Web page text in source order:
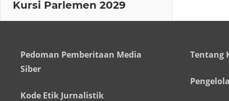
Kursi Parlemen 2029
Pedoman Pemberitaan Media
Siber
Kode Etik Jurnalistik
Tentang
Pengelola